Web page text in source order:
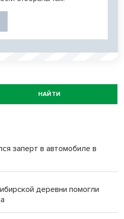
НАЙТИ
заперт в автомобиле в
деревни помогли